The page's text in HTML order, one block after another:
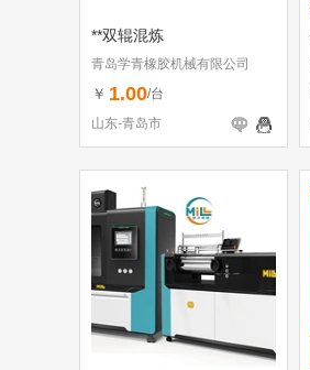
**双辊混炼
青岛学青橡胶机械有限公司
￥ 1.00/台
山东-青岛市